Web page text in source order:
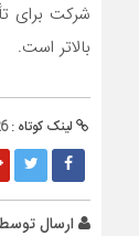
شرکت برای
بالاتر است.
لینک کوتاه :
ارسال